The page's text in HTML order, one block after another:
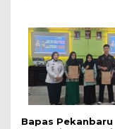
Sama
Pegawai
Bapas Pekanbaru